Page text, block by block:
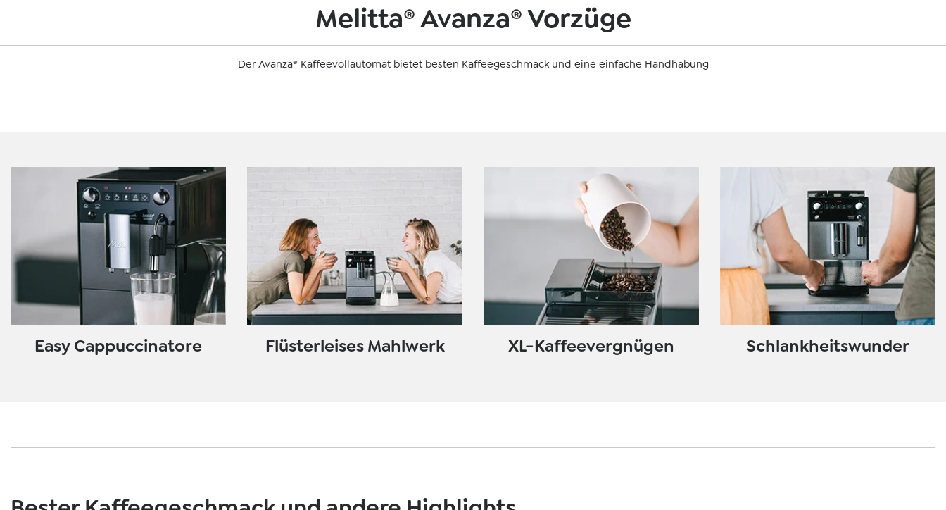
Melitta® Avanza® Vorzüge
Der Avanza® Kaffeevollautomat bietet besten Kaffeegeschmack und eine einfache Handhabung
Easy Cappuccinatore Flüsterleises Mahlwerk XL-Kaffeevergnügen Schlankheitswunder